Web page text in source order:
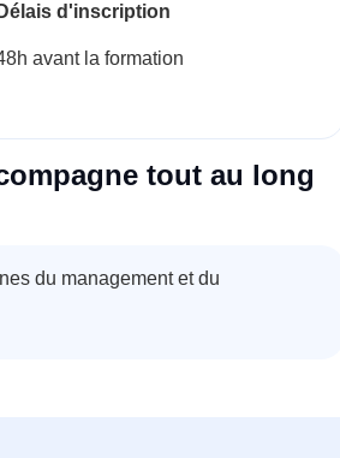
Délais d'inscription
avant la formation
tout au long
du management et du